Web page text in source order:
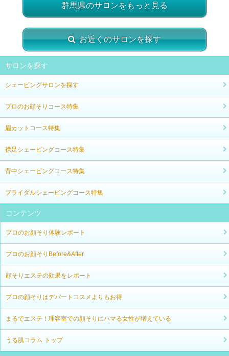
群馬県のサロンをもっと見る
お近くのサロンを探す
サロンを探す
シェービングサロンを探す
プロのお顔そりコース特集
眉カットコース特集
襟足シェービングコース特集
背中シェービングコース特集
ブライダルシェービングコース特集
コンテンツ
プロのお顔そり体験レポート
プロのお顔そりBefore&After
顔そりエステの効果をレポート
プロの顔そりはデパートコスメよりもお得
まるでエステ！理容室での顔そりにハマる女性が増えている
うる肌コラム トップ